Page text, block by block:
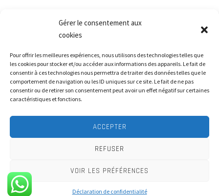
Gérer le consentement aux
cookies
Pour offrir les meilleures expériences, nous utilisons des technologies telles que
les cookies pour stocker et/ou accéder aux informations des appareils. Le fait de
consentir à ces technologies nous permettra de traiter des données telles que le
comportement de navigation ou les ID uniques sur ce site. Le fait de ne pas
consentir ou de retirer son consentement peut avoir un effet négatif sur certaines
caractéristiques et fonctions.
ACCEPTER
REFUSER
VOIR LES PRÉFÉRENCES
Déclaration de confidentialité
Coaching individuel: professionnel et/ou personnel
Coaching jeune et accompagnement scolaire
Coaching parental
Copyright © 2025Cécile Blaess - Coaching individuel - Coach
parental - coach scolaire - Coach pour enfants